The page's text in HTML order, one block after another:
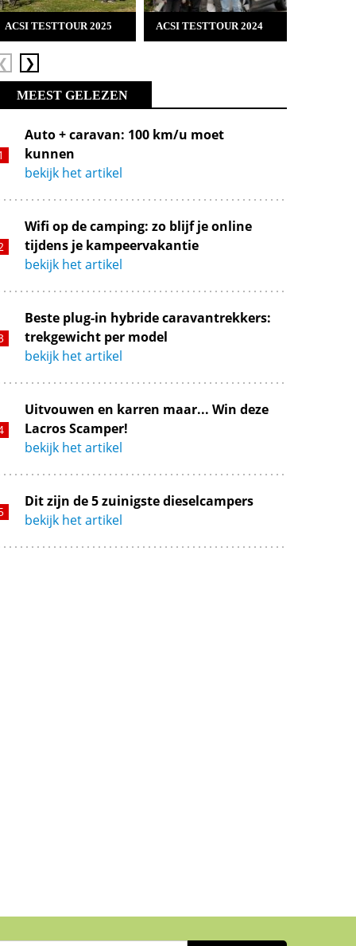
ACSI TESTTOUR 2025 ACSI TESTTOUR 2024
Volgende
MEEST GELEZEN
Auto + caravan: 100 km/u moet
kunnen
bekijk het artikel
Wifi op de camping: zo blijf je online
tijdens je kampeervakantie
bekijk het artikel
Beste plug-in hybride caravantrekkers:
trekgewicht per model
bekijk het artikel
Uitvouwen en karren maar... Win deze
Lacros Scamper!
bekijk het artikel
Dit zijn de 5 zuinigste dieselcampers
bekijk het artikel